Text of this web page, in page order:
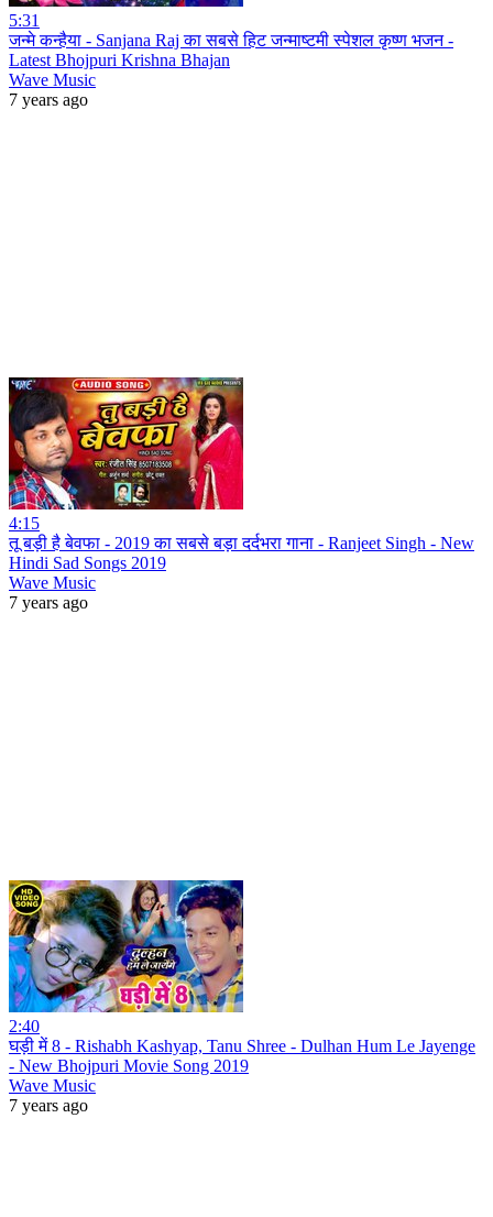
5:31
जन्मे कन्हैया - Sanjana Raj का सबसे हिट जन्माष्टमी स्पेशल कृष्ण भजन -
Latest Bhojpuri Krishna Bhajan
Wave Music
7 years ago
4:15
तू बड़ी है बेवफा - 2019 का सबसे बड़ा दर्दभरा गाना - Ranjeet Singh - New
Hindi Sad Songs 2019
Wave Music
7 years ago
2:40
घड़ी में 8 - Rishabh Kashyap, Tanu Shree - Dulhan Hum Le Jayenge
- New Bhojpuri Movie Song 2019
Wave Music
7 years ago